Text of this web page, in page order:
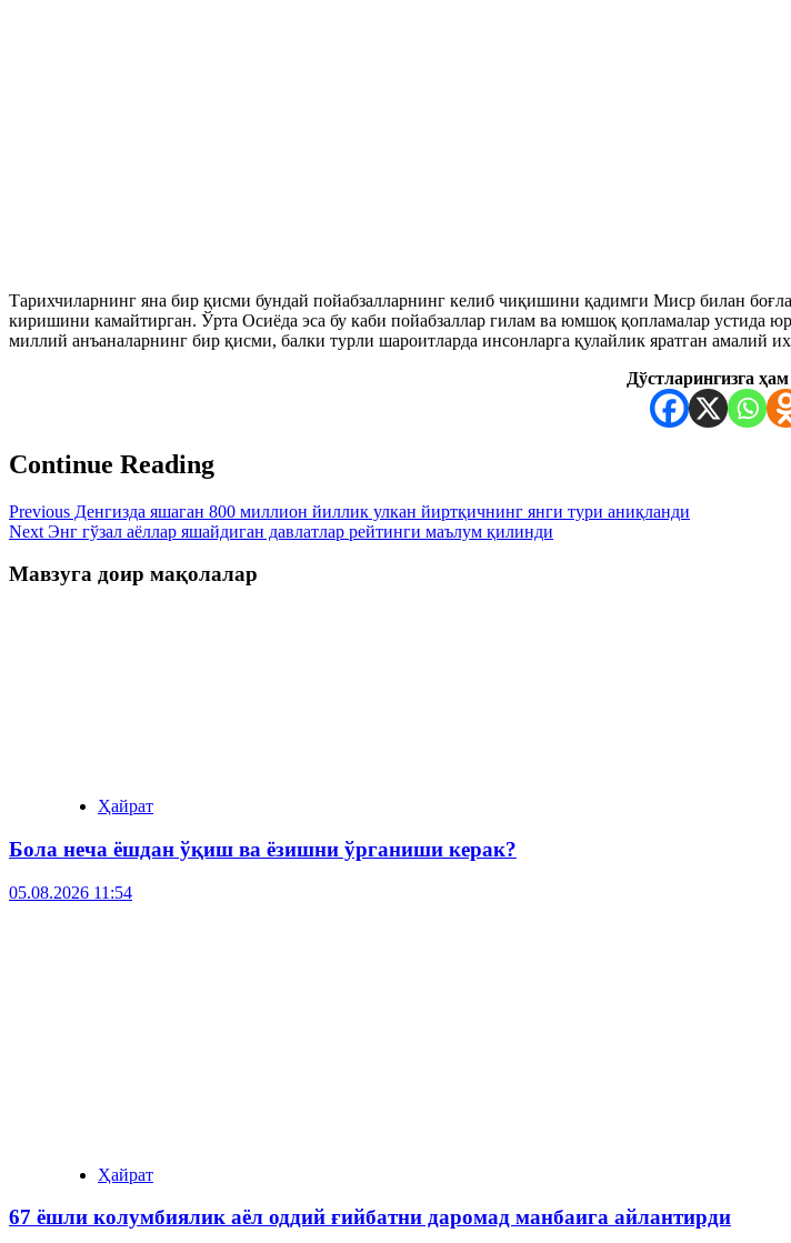
Тарихчиларнинг яна бир қисми бундай пойабзалларнинг келиб чиқишини қадимги Миср билан
киришини камайтирган. Ўрта Осиёда эса бу каби пойабзаллар гилам ва юмшоқ қопламалар устида
миллий анъаналарнинг бир қисми, балки турли шароитларда инсонларга қулайлик яратган амалий
Дўстларингизга
Continue Reading
Previous Денгизда яшаган 800 миллион йиллик улкан йиртқичнинг янги тури аниқланди
Next Энг гўзал аёллар яшайдиган давлатлар рейтинги маълум қилинди
Мавзуга доир мақолалар
Ҳайрат
Бола неча ёшдан ўқиш ва ёзишни ўрганиши керак?
05.08.2026 11:54
Ҳайрат
67 ёшли колумбиялик аёл оддий ғийбатни даромад манбаига айлантирди